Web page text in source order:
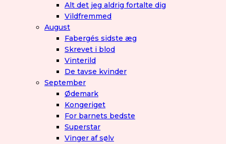
Alt det jeg aldrig fortalte dig
Vildfremmed
August
Fabergés sidste æg
Skrevet i blod
Vinterild
De tavse kvinder
September
Ødemark
Kongeriget
For barnets bedste
Superstar
Vinger af sølv